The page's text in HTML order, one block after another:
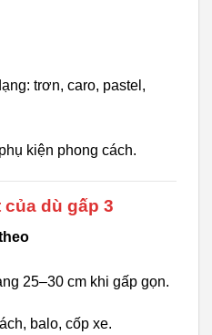
trơn, caro, pastel,
kiện phong cách.
của dù gấp 3
25–30 cm khi gấp gọn.
balo, cốp xe.